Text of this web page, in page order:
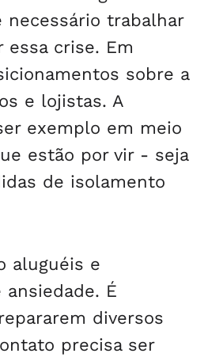
trabalhar
essa crise. Em
sobre a
e lojistas. A
exemplo em meio
estão por vir - seja
de isolamento
aluguéis e
É
diversos
precisa ser